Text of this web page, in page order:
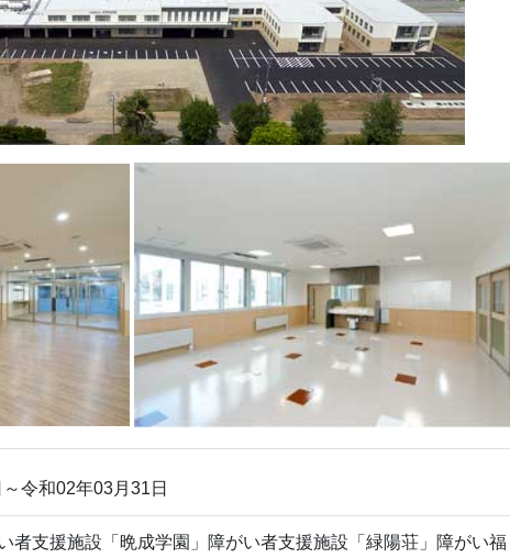
令和02年03月31日
者支援施設「晩成学園」障がい者支援施設「緑陽荘」障がい福